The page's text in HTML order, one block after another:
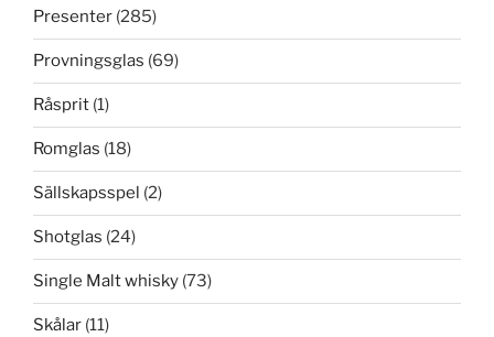
Presenter (285)
Provningsglas (69)
Råsprit (1)
Romglas (18)
Sällskapsspel (2)
Shotglas (24)
Single Malt whisky (73)
Skålar (11)